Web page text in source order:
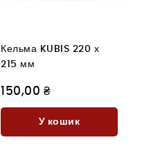
Кельма KUBIS 220 х
215 мм
150,00 ₴
У кошик